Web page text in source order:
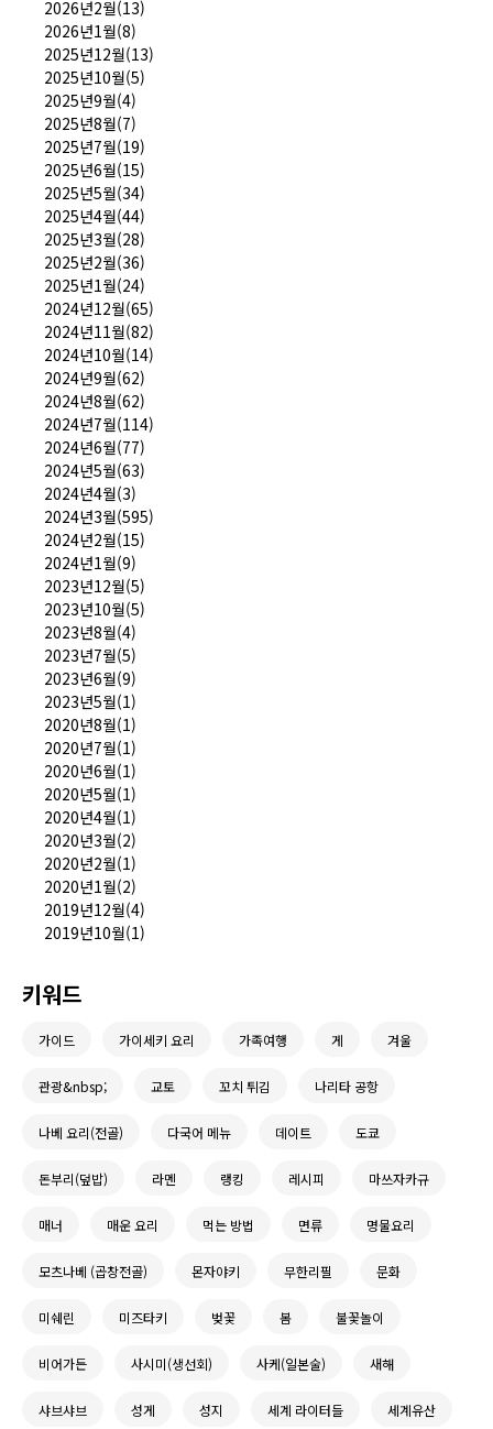
2026년2월(13)
2026년1월(8)
2025년12월(13)
2025년10월(5)
2025년9월(4)
2025년8월(7)
2025년7월(19)
2025년6월(15)
2025년5월(34)
2025년4월(44)
2025년3월(28)
2025년2월(36)
2025년1월(24)
2024년12월(65)
2024년11월(82)
2024년10월(14)
2024년9월(62)
2024년8월(62)
2024년7월(114)
2024년6월(77)
2024년5월(63)
2024년4월(3)
2024년3월(595)
2024년2월(15)
2024년1월(9)
2023년12월(5)
2023년10월(5)
2023년8월(4)
2023년7월(5)
2023년6월(9)
2023년5월(1)
2020년8월(1)
2020년7월(1)
2020년6월(1)
2020년5월(1)
2020년4월(1)
2020년3월(2)
2020년2월(1)
2020년1월(2)
2019년12월(4)
2019년10월(1)
키워드
가이드 가이세키 요리 가족여행 게 겨울
관광&nbsp; 교토 꼬치 튀김 나리타 공항
나베 요리(전골) 다국어 메뉴 데이트 도쿄
돈부리(덮밥) 라멘 랭킹 레시피 마쓰자카규
매너 매운 요리 먹는 방법 면류 명물요리
모츠나베 (곱창전골) 몬자야키 무한리필 문화
미쉐린 미즈타키 벚꽃 봄 불꽃놀이
비어가든 사시미(생선회) 사케(일본술) 새해
샤브샤브 성게 성지 세계 라이터들 세계유산